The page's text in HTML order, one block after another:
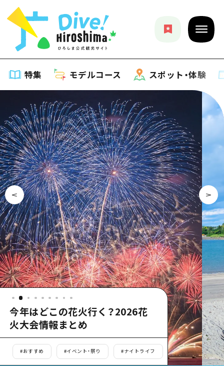
特集 モデルコース スポット・体験
特集
特集一覧
おすすめ
アート
イベント・祭り
グルメ・酒
サイクリング
ショッピング
スポーツ
ナイトライフ
世界遺産
学び・体験
定番
モデルコース
モデルコース一覧
Dive! Hiroshima 公式ガイド
広島もしもトラベル
あたらしい非日常
広島市周辺
安芸
備後
備北
芸北
宮島周辺
スポット・体験
スポット・体験一覧
広島市周辺
安芸
備後
備北
芸北
宮島周辺
山口県東部
愛媛県
イベント
旬情報
お役立ち情報
お役立ち情報一覧
アクセス
二次交通まとめ
施設の混雑状況のお知らせ
お得な周遊チケット
HOME
新着情報
お問い合わせ
【2026年版】広島県の海水浴場12
選｜日帰り・子連れ・島旅で選ぶ
夏のビーチガイド
#自然 定番 #夏